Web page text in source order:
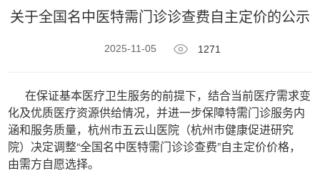
关于全国名中医特需门诊诊查费自主定价的公示
2025-11-05 1271
在保证基本医疗卫生服务的前提下，结合当前医疗需求变
化及优质医疗资源供给情况，并进一步保障特需门诊服务内
涵和服务质量，杭州市五云山医院（杭州市健康促进研究
院）决定调整“全国名中医特需门诊诊查费”自主定价价格，
由需方自愿选择。